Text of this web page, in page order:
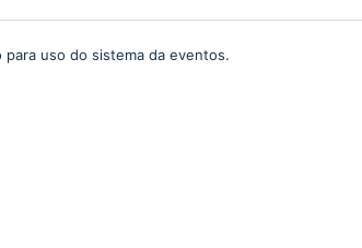
uso do sistema da eventos.